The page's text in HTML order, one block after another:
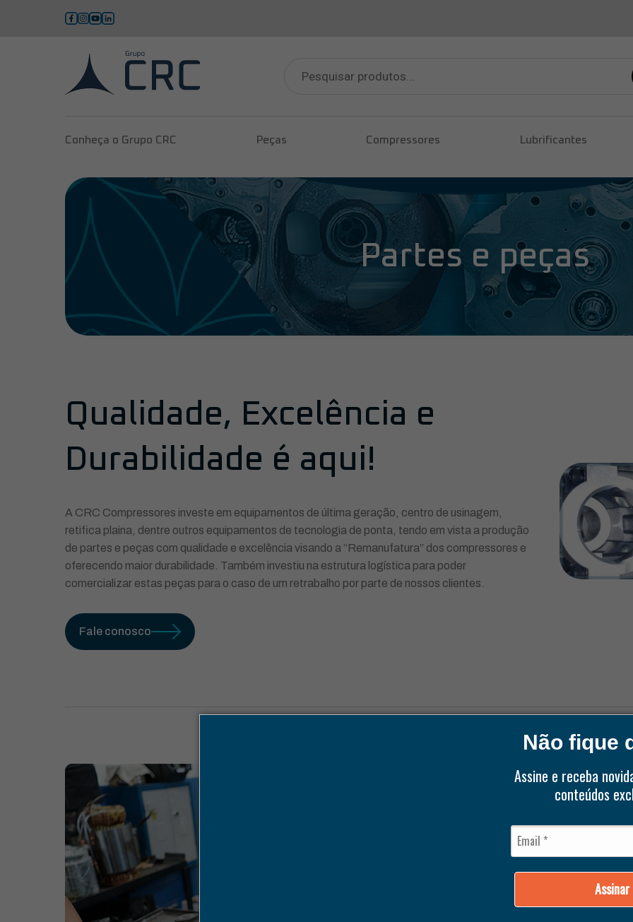
Não fique
Assine e receba
conteúdos
Assinar
produtos
Conheça o Grupo CRC Peças Compressores Lubrificantes
Partes e peças
Qualidade, Excelência e
Durabilidade é aqui!
A CRC Compressores investe em equipamentos de última geração, centro de usinagem,
retifica plaina, dentre outros equipamentos de tecnologia de ponta, tendo em vista a produção
de partes e peças com qualidade e excelência visando a “Remanufatura” dos compressores e
oferecendo maior durabilidade. Também investiu na estrutura logística para poder
comercializar estas peças para o caso de um retrabalho por parte de nossos clientes.
Fale conosco
Peças